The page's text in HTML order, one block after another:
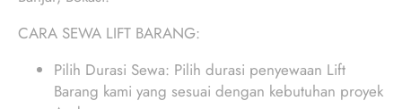
CARA SEWA LIFT BARANG:
Pilih Durasi Sewa: Pilih durasi penyewaan Lift
Barang kami yang sesuai dengan kebutuhan proyek